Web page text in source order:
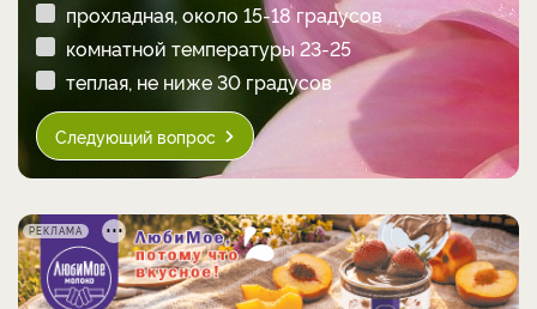
прохладная, около 15-18 градусов
комнатной температуры 23-25
теплая, не ниже 30 градусов
Следующий вопрос
РЕКЛАМА